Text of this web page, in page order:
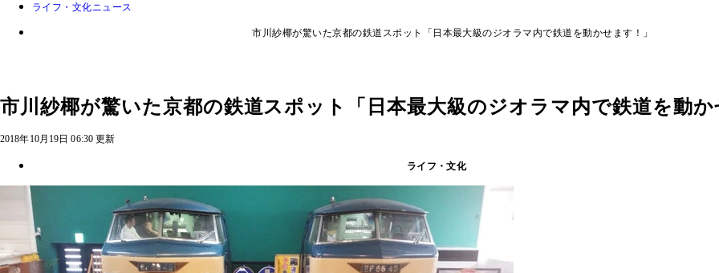
ライフ・文化ニュース
市川紗椰が驚いた京都の鉄道スポット「日本最大級のジオラマ内で鉄道を動かせます！」
市川紗椰が驚いた京都の鉄道スポット「日本最大級のジオラマ内で鉄道を動か
2018年10月19日 06:30 更新
ライフ・文化